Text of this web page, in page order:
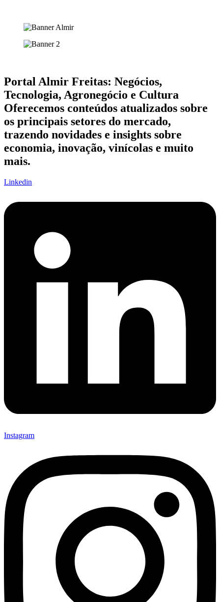
Portal Almir Freitas: Negócios,
Tecnologia, Agronegócio e Cultura
Oferecemos conteúdos atualizados sobre
os principais setores do mercado,
trazendo novidades e insights sobre
economia, inovação, vinícolas e muito
mais.
Linkedin
Instagram